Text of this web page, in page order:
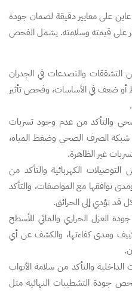
على معايير دقيقة لضمان جودة
على قيمته وسلامته. يشمل الفحص
التشققات والتصدعات في الجدران
أو ضعف في الأساسات، وفحص تأثير
والتأكد من عدم وجود تسربات
شبكة الصرف الصحي وضغط المياه،
غير الظاهرة.
الكهربائية والتأكد من
توافقها مع المواصفات، والتأكد
تؤدي إلى الحرائق.
العزل الحراري والمائي للأسطح
ومدى كفاءتها، والكشف عن أي
والتأكد من سلامة الأبواب
جودة التشطيبات النهائية مثل